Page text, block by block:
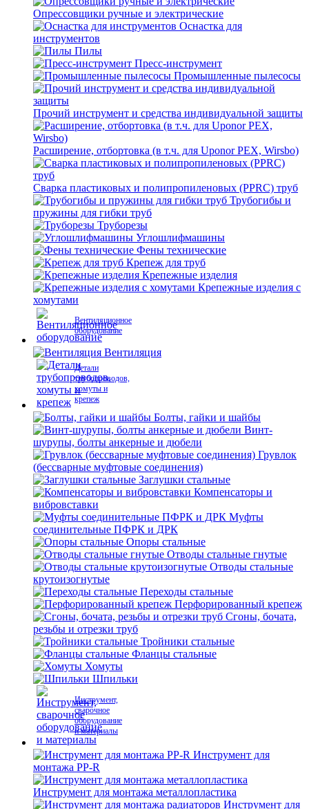
Опрессовщики ручные и электрические
Оснастка для
инструментов
Пилы
Пресс-инструмент
Промышленные пылесосы
Прочий инструмент и средства индивидуальной защиты
Расширение, отбортовка (в т.ч. для Uponor PEX, Wirsbo)
Сварка пластиковых и полипропиленовых (PPRC) труб
Трубогибы и
пружины для гибки труб
Труборезы
Углошлифмашины
Фены технические
Крепеж для труб
Крепежные изделия
Крепежные изделия с
хомутами
Вентиляционное
оборудование
Вентиляция
Детали
трубопроводов,
хомуты и
крепеж
Болты, гайки и шайбы
Винт-
шурупы, болты анкерные и дюбели
Грувлок
(бессварные муфтовые соединения)
Заглушки стальные
Компенсаторы и
вибровставки
Муфты
соединительные ПФРК и ДРК
Опоры стальные
Отводы стальные гнутые
Отводы стальные
крутоизогнутые
Переходы стальные
Перфорированный крепеж
Сгоны, бочата,
резьбы и отрезки труб
Тройники стальные
Фланцы стальные
Хомуты
Шпильки
Инструмент,
сварочное
оборудование
и материалы
Инструмент для
монтажа PP-R
Инструмент для монтажа металлопластика
Инструмент для